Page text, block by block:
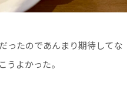
ったのであんまり期待してな
うよかった。